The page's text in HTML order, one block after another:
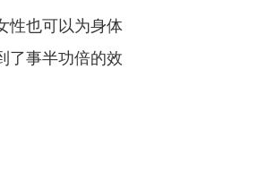
性也可以为身体
了事半功倍的效